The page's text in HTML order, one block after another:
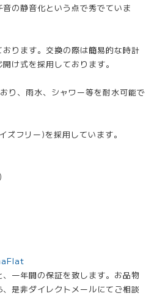
の静音化という点で秀でていま
ります。交換の際は簡易的な時計
け式を採用しております。
り、雨水、シャワー等を耐水可能で
ズフリー)を採用しています。
一年間の保証を致します。お品物
是非ダイレクトメールにてご相談